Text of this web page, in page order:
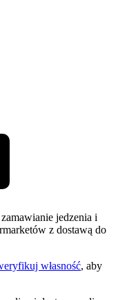
jedzenia i
z dostawą do
własność, aby